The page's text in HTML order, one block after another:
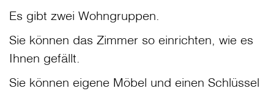
Es gibt zwei Wohngruppen.
Sie können das Zimmer so einrichten, wie es
Ihnen gefällt.
Sie können eigene Möbel und einen Schlüssel